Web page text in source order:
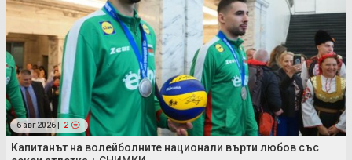
6 авг 2026 | 2
Капитанът на волейболните национали върти любов със